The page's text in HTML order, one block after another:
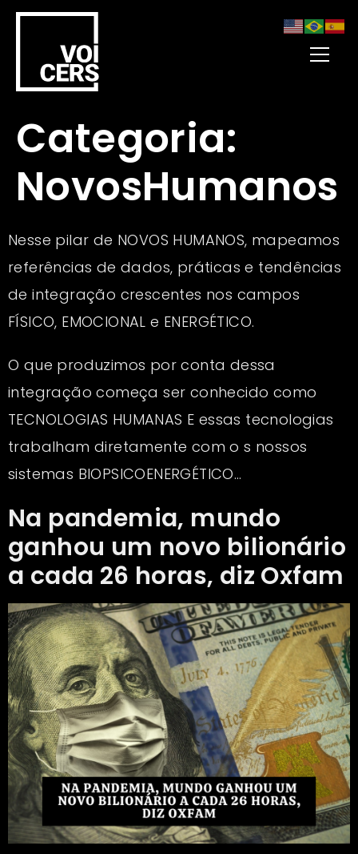
Categoria:
NovosHumanos
Nesse pilar de NOVOS HUMANOS, mapeamos
referências de dados, práticas e tendências
de integração crescentes nos campos
FÍSICO, EMOCIONAL e ENERGÉTICO.
O que produzimos por conta dessa
integração começa ser conhecido como
TECNOLOGIAS HUMANAS E essas tecnologias
trabalham diretamente com o s nossos
sistemas BIOPSICOENERGÉTICO…
Na pandemia, mundo
ganhou um novo bilionário
a cada 26 horas, diz Oxfam